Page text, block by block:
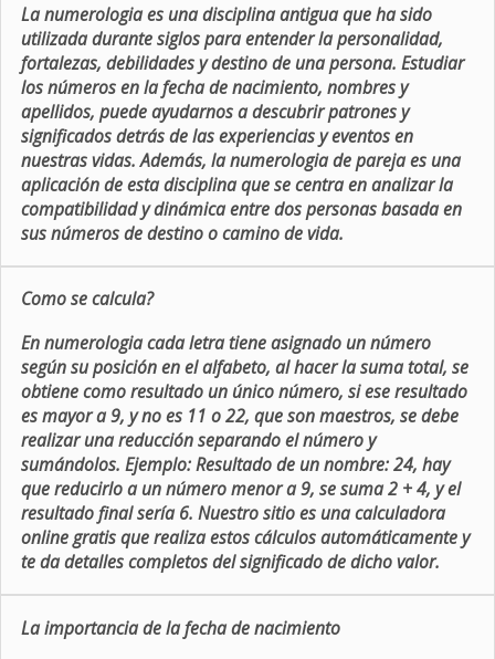
La numerologia es una disciplina antigua que ha sido
utilizada durante siglos para entender la personalidad,
fortalezas, debilidades y destino de una persona. Estudiar
los números en la fecha de nacimiento, nombres y
apellidos, puede ayudarnos a descubrir patrones y
significados detrás de las experiencias y eventos en
nuestras vidas. Además, la numerologia de pareja es una
aplicación de esta disciplina que se centra en analizar la
compatibilidad y dinámica entre dos personas basada en
sus números de destino o camino de vida.
Como se calcula?
En numerologia cada letra tiene asignado un número
según su posición en el alfabeto, al hacer la suma total, se
obtiene como resultado un único número, si ese resultado
es mayor a 9, y no es 11 o 22, que son maestros, se debe
realizar una reducción separando el número y
sumándolos. Ejemplo: Resultado de un nombre: 24, hay
que reducirlo a un número menor a 9, se suma 2 + 4, y el
resultado final sería 6. Nuestro sitio es una calculadora
online gratis que realiza estos cálculos automáticamente y
te da detalles completos del significado de dicho valor.
La importancia de la fecha de nacimiento